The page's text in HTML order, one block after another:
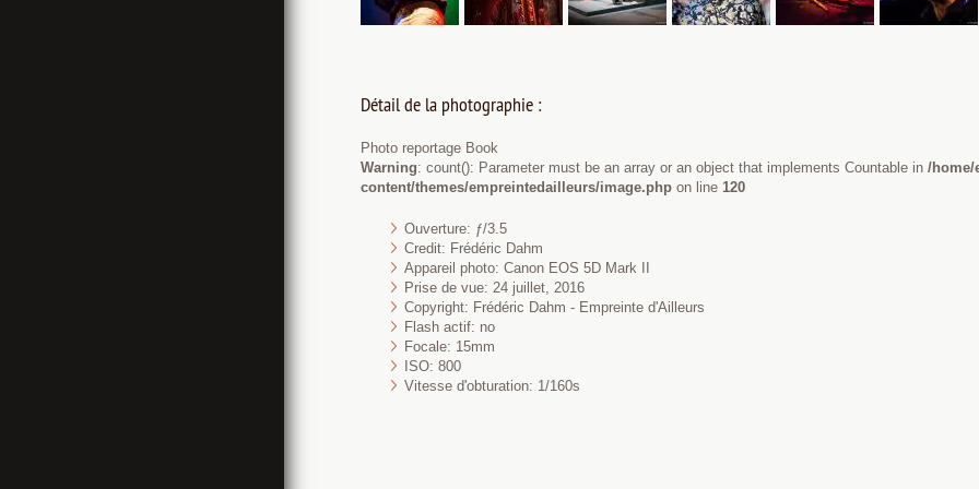
Détail de la photographie :
Photo reportage Book
Warning: count(): Parameter must be an array or an object that implements Countable in /home/
content/themes/empreintedailleurs/image.php on line 120
Ouverture: ƒ/3.5
Credit: Frédéric Dahm
Appareil photo: Canon EOS 5D Mark II
Prise de vue: 24 juillet, 2016
Copyright: Frédéric Dahm - Empreinte d'Ailleurs
Flash actif: no
Focale: 15mm
ISO: 800
Vitesse d'obturation: 1/160s